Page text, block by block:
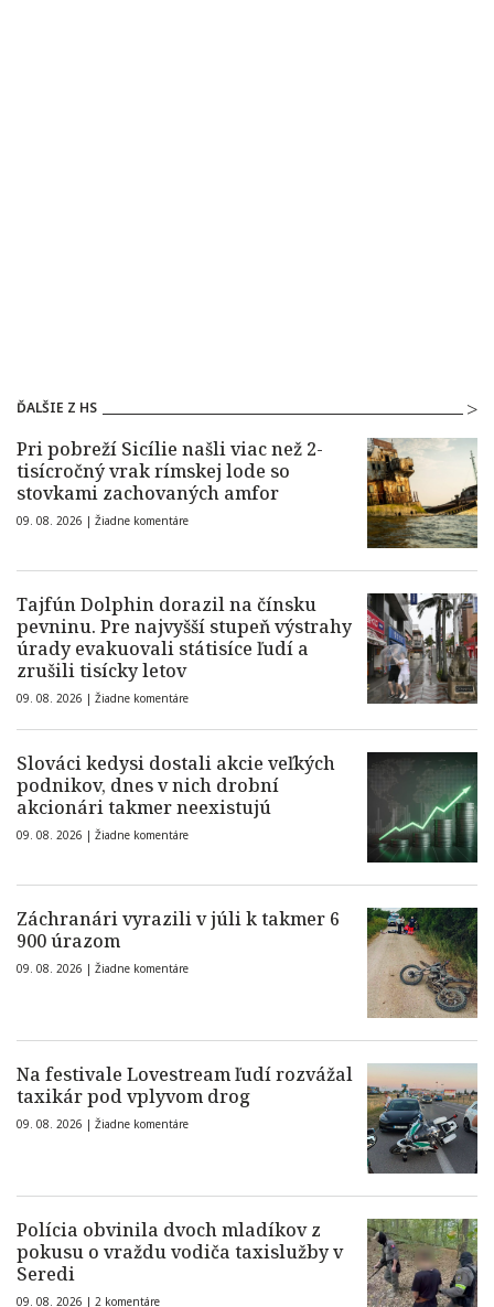
ĎALŠIE Z HS
Pri pobreží Sicílie našli viac než 2-
tisícročný vrak rímskej lode so
stovkami zachovaných amfor
09. 08. 2026 | Žiadne komentáre
Tajfún Dolphin dorazil na čínsku
pevninu. Pre najvyšší stupeň výstrahy
úrady evakuovali státisíce ľudí a
zrušili tisícky letov
09. 08. 2026 | Žiadne komentáre
Slováci kedysi dostali akcie veľkých
podnikov, dnes v nich drobní
akcionári takmer neexistujú
09. 08. 2026 | Žiadne komentáre
Záchranári vyrazili v júli k takmer 6
900 úrazom
09. 08. 2026 | Žiadne komentáre
Na festivale Lovestream ľudí rozvážal
taxikár pod vplyvom drog
09. 08. 2026 | Žiadne komentáre
Polícia obvinila dvoch mladíkov z
pokusu o vraždu vodiča taxislužby v
Seredi
09. 08. 2026 | 2 komentáre